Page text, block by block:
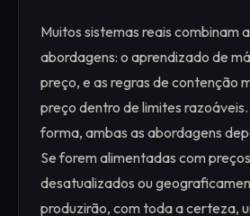
Muitos sistemas reais combinam
abordagens: o aprendizado de
preço, e as regras de contenção
preço dentro de limites
forma, ambas as abordagens
Se forem alimentadas com
desatualizados ou
produzirão, com toda a certeza,